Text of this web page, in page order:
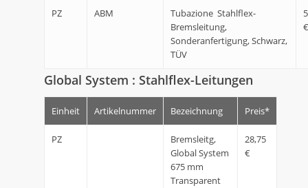
PZ ABM
Tubazione Stahlflex-
Bremsleitung,
Sonderanfertigung, Schwarz,
TÜV
Global System : Stahlflex-Leitungen
Einheit Artikelnummer Bezeichnung Preis*
PZ
Bremsleitg,
Global System
675 mm
Transparent
28,75
€